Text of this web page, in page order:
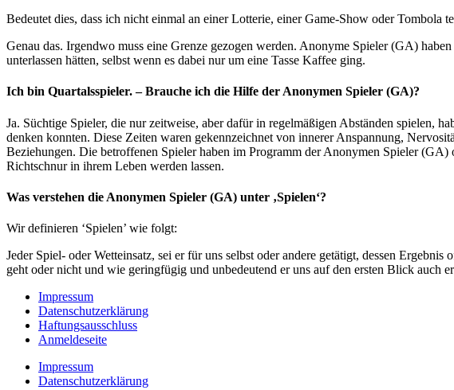
Bedeutet dies, dass ich nicht einmal an einer Lotterie, einer Game-Show oder Tombola
Genau das. Irgendwo muss eine Grenze gezogen werden. Anonyme Spieler (GA)
unterlassen hätten, selbst wenn es dabei nur um eine Tasse Kaffee ging.
Ich bin Quartalsspieler. – Brauche ich die Hilfe der Anonymen Spieler (GA)?
Ja. Süchtige Spieler, die nur zeitweise, aber dafür in regelmäßigen Abständen spielen,
denken konnten. Diese Zeiten waren gekennzeichnet von innerer Anspannung,
Beziehungen. Die betroffenen Spieler haben im Programm der Anonymen Spieler
Richtschnur in ihrem Leben werden lassen.
Was verstehen die Anonymen Spieler (GA) unter ‚Spielen‘?
Wir definieren ‘Spielen’ wie folgt:
Jeder Spiel- oder Wetteinsatz, sei er für uns selbst oder andere getätigt, dessen
geht oder nicht und wie geringfügig und unbedeutend er uns auf den ersten Blick auch
Impressum
Datenschutzerklärung
Haftungsausschluss
Anmeldeseite
Impressum
Datenschutzerklärung